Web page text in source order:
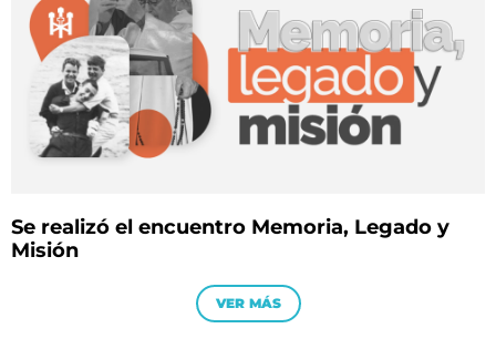
Se realizó el encuentro Memoria, Legado y
Misión
VER MÁS